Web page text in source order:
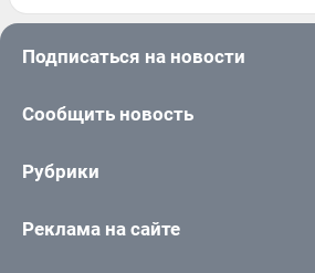
Подписаться на новости
Сообщить новость
Рубрики
Реклама на сайте